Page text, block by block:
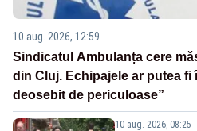
10 aug. 2026, 12:59
Sindicatul Ambulanța cere
din Cluj. Echipajele ar putea fi
deosebit de periculoase”
10 aug. 2026, 08:25